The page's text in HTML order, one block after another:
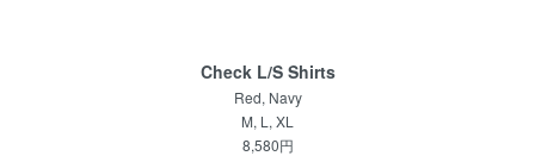
Check L/S Shirts
Red, Navy
M, L, XL
8,580円